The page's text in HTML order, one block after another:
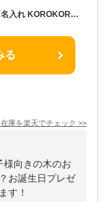
【名入れでもあす楽】 木のおもちゃ ガラガラ 名入れ KOROKOROラトル コロコロラトル 出産祝い 1歳 2歳 男の子 女の子 エデュテ あす楽
る
庫を楽天でチェック >>
様向きの木のお
お誕生日プレゼ
す！